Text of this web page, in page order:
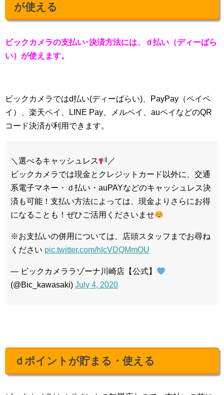
が使える
ビックカメラの支払い･決済方法には、ｄ払い（ディーばら
い）が使えます。
ビックカメラではd払い(ディーばらい)、PayPay（ペイペ
イ）、楽天ペイ、LINE Pay、メルペイ、auペイなどのQR
コード決済が利用できます。
＼選べるキャッシュレス
／
ビックカメラでは現金とクレジットカード以外に、交通
系電子マネー・ｄ払い・auPAYなどのキャッシュレス決
済も可能！支払い方法によっては、現金よりさらにお得
になることも！ぜひご活用くださいませ
※お支払いの併用については、店頭スタッフまでお尋ね
ください pic.twitter.com/hIcVDQMmOU
— ビックカメララゾーナ川崎店【公式】
(@Bic_kawasaki) July 4, 2020
ｄポイントが貯まる・使える